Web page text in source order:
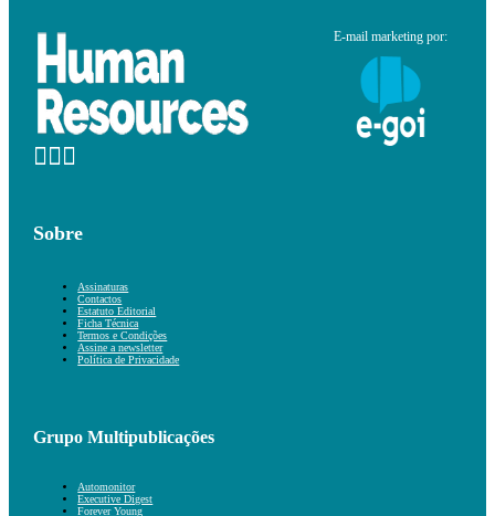
E-mail marketing por:
Sobre
Assinaturas
Contactos
Estatuto Editorial
Ficha Técnica
Termos e Condições
Assine a newsletter
Política de Privacidade
Grupo Multipublicações
Automonitor
Executive Digest
Forever Young